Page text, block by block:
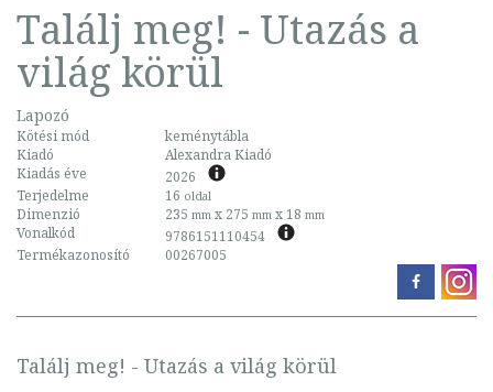
Találj meg! - Utazás a
világ körül
Lapozó
Kötési mód
keménytábla
Kiadó
Alexandra Kiadó
Kiadás éve
2026
Terjedelme
16 oldal
Dimenzió 235 mm x 275 mm x 18 mm
Vonalkód
9786151110454
Termékazonosító
00267005
Találj meg! - Utazás a világ körül